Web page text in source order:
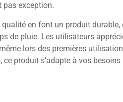
pas exception.
en font un produit durable,
de pluie. Les utilisateurs
lors des premières
produit s’adapte à vos